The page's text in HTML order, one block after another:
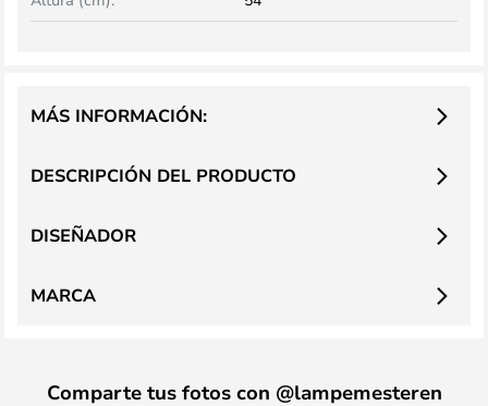
DESCRIPCIÓN DEL PRODUCTO
MÁS INFORMACIÓN:
DISEÑADOR
MARCA
Comparte tus fotos con @lampemesteren